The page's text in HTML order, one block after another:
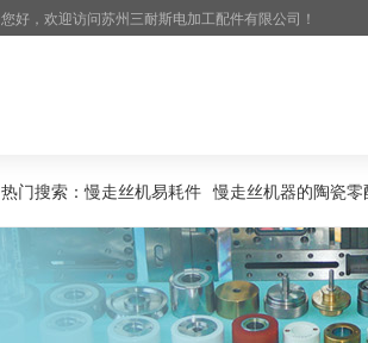
您好，欢迎访问苏州三耐斯电加工配件有限公司！
热门搜索：慢走丝机易耗件 慢走丝机器的陶瓷零